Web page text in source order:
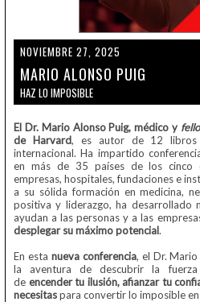
NOVIEMBRE 27, 2025
MARIO ALONSO PUIG
HAZ LO IMPOSIBLE
El Dr. Mario Alonso Puig, médico y
de Harvard, es autor de 12 libros
internacional. Ha impartido
en más de 35 países de los cinco
empresas, hospitales, fundaciones e
a su sólida formación en medicina,
positiva y liderazgo, ha desarrollado
ayudan a las personas y a las
desplegar su máximo potencial.
En esta nueva conferencia, el Dr.
la aventura de descubrir la
de encender tu ilusión, afianzar tu
necesitaspara convertir lo imposible